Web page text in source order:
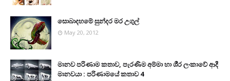
සොබාදහමේ සුන්දර මර උගුල්
May 20, 2012
මානව පරිණාම කතාව, පැරණිම අම්මා හා ශී‍්‍ර ලංකාවේ ආදී
මානවයා : පරිණාමයේ කතාව 4